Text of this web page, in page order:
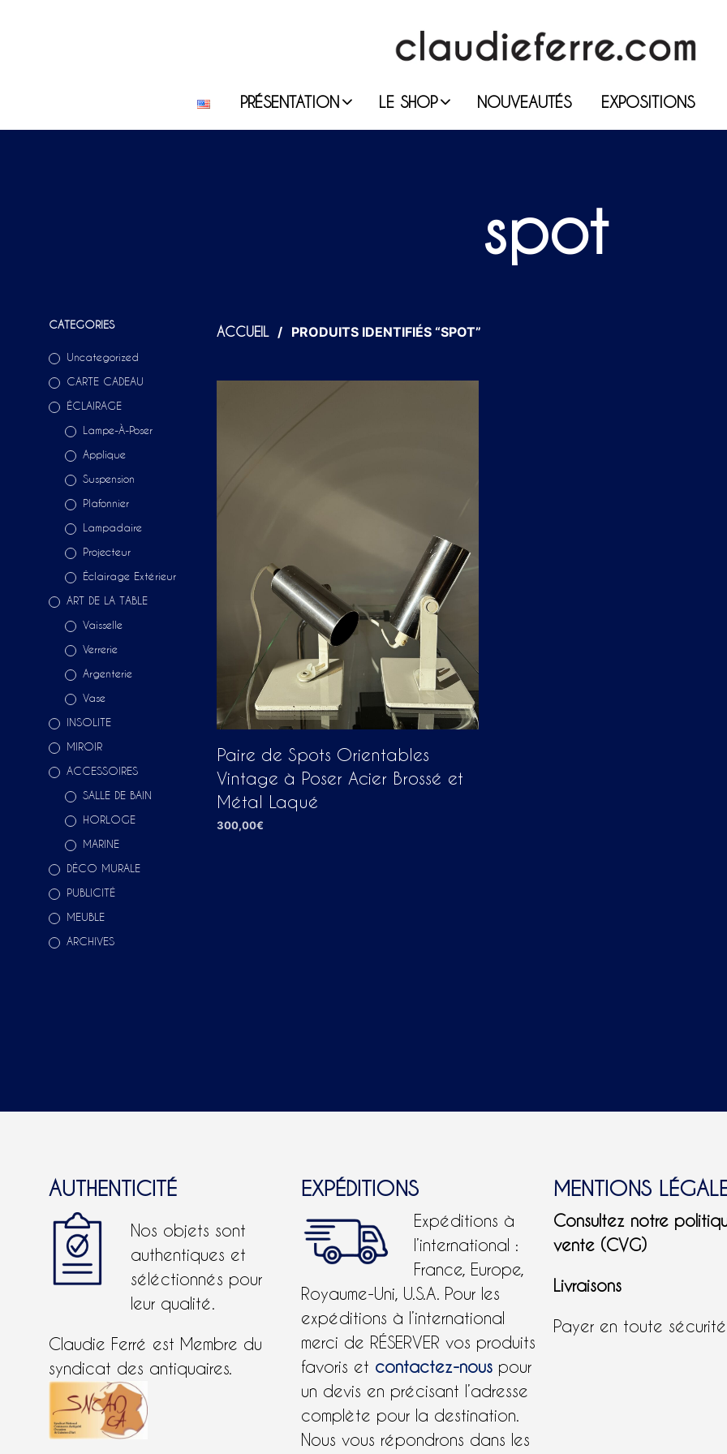
PRÉSENTATION LE SHOP NOUVEAUTÉS EXPOSITIONS
spot
CATEGORIES
Uncategorized
CARTE CADEAU
ÉCLAIRAGE
Lampe-À-Poser
Applique
Suspension
Plafonnier
Lampadaire
Projecteur
Éclairage Extérieur
ART DE LA TABLE
Vaisselle
Verrerie
Argenterie
Vase
INSOLITE
MIROIR
ACCESSOIRES
SALLE DE BAIN
HORLOGE
MARINE
DÉCO MURALE
PUBLICITÉ
MEUBLE
ARCHIVES
ACCUEIL / PRODUITS IDENTIFIÉS “SPOT”
Paire de Spots Orientables
Vintage à Poser Acier Brossé et
Métal Laqué
300,00€
AUTHENTICITÉ
Nos objets sont
authentiques et
séléctionnés pour
leur qualité.
Claudie Ferré est Membre du
syndicat des antiquaires.
EXPÉDITIONS
Expéditions à
l’international :
France, Europe,
Royaume-Uni, U.S.A. Pour les
expéditions à l’international
merci de RÉSERVER vos produits
favoris et contactez-nous pour
un devis en précisant l’adresse
complète pour la destination.
Nous vous répondrons dans les
MENTIONS
Consultez notre
vente (CVG)
Livraisons
Payer en toute